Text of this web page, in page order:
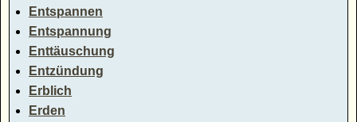
Entspannen
Entspannung
Enttäuschung
Entzündung
Erblich
Erden